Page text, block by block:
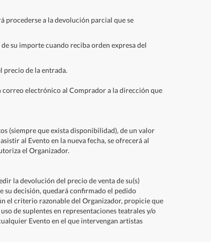
procederse a la devolución parcial que se
su importe cuando reciba orden expresa del
precio de la entrada.
correo electrónico al Comprador a la dirección que
(siempre que exista disponibilidad), de un valor
al Evento en la nueva fecha, se ofrecerá al
el Organizador.
la devolución del precio de venta de su(s)
su decisión, quedará confirmado el pedido
el criterio razonable del Organizador, propicie que
de suplentes en representaciones teatrales y/o
Evento en el que intervengan artistas